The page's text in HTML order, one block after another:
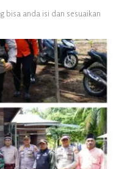
bisa anda isi dan sesuaikan